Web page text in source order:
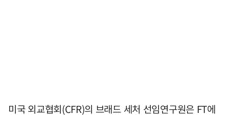
미국 외교협회(CFR)의 브래드 세처 선임연구원은 FT에